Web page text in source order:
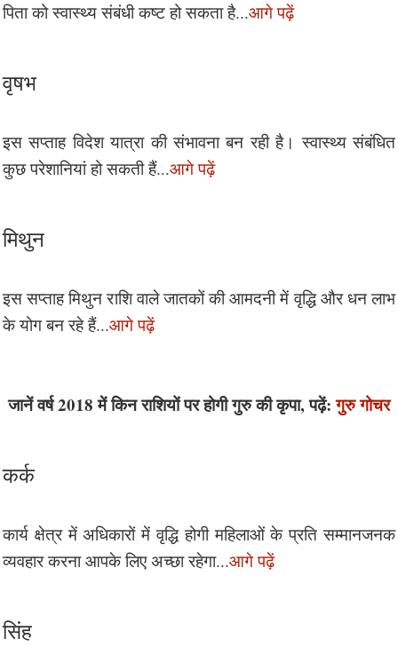
पिता को स्वास्थ्य संबंधी कष्ट हो सकता है...आगे पढ़ें
वृषभ
इस सप्ताह विदेश यात्रा की संभावना बन रही है। स्वास्थ्य संबंधित
कुछ परेशानियां हो सकती हैं...आगे पढ़ें
मिथुन
इस सप्ताह मिथुन राशि वाले जातकों की आमदनी में वृद्धि और धन लाभ
के योग बन रहे हैं...आगे पढ़ें
जानें वर्ष 2018 में किन राशियों पर होगी गुरु की कृपा, पढ़ें:गुरु गोचर
कर्क
कार्य क्षेत्र में अधिकारों में वृद्धि होगी महिलाओं के प्रति सम्मानजनक
व्यवहार करना आपके लिए अच्छा रहेगा...आगे पढ़ें
सिंह